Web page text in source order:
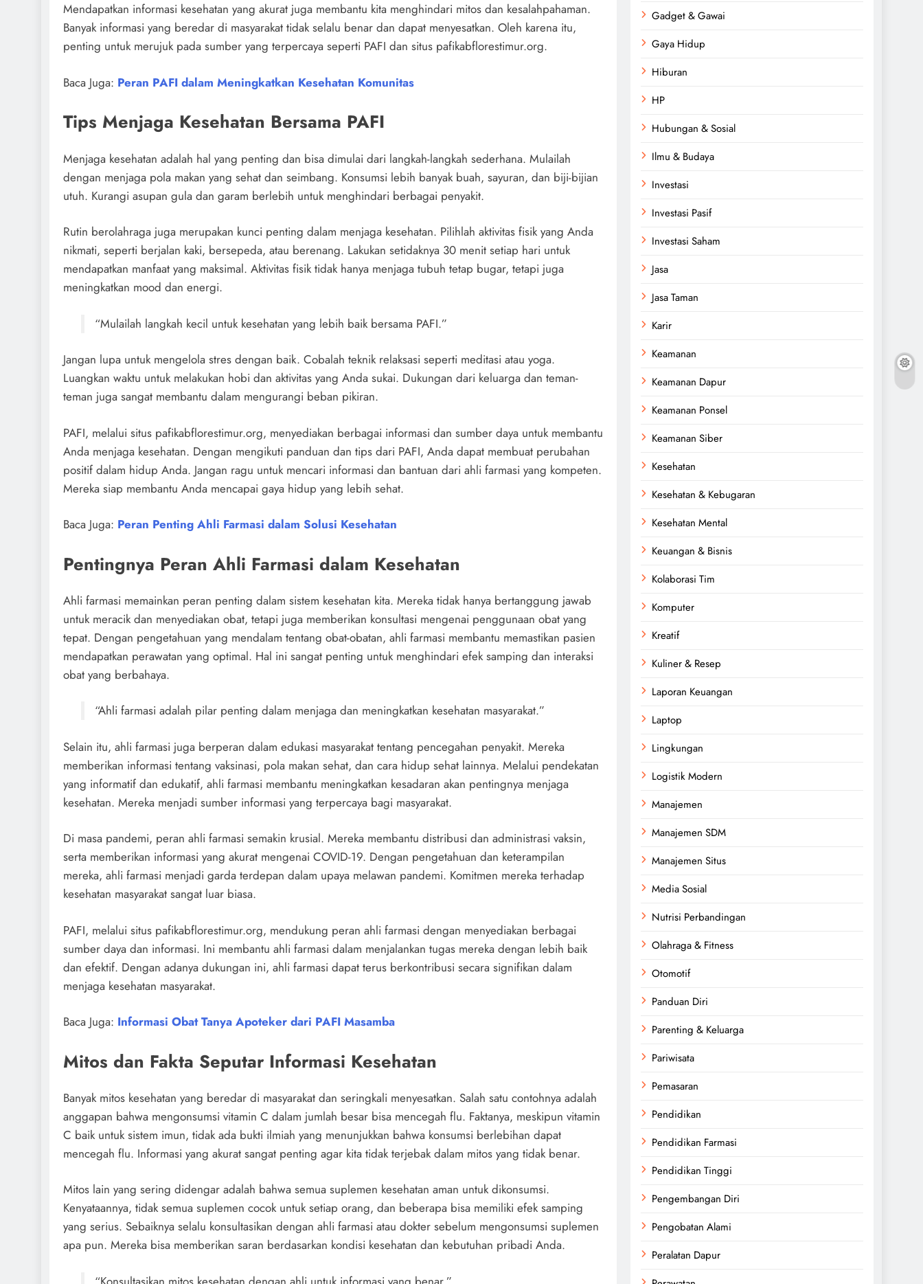
Mendapatkan informasi kesehatan yang akurat juga membantu kita menghindari mitos dan kesalahpahaman.
Banyak informasi yang beredar di masyarakat tidak selalu benar dan dapat menyesatkan. Oleh karena itu,
penting untuk merujuk pada sumber yang terpercaya seperti PAFI dan situs pafikabflorestimur.org.
Baca Juga: Peran PAFI dalam Meningkatkan Kesehatan Komunitas
Tips Menjaga Kesehatan Bersama PAFI
Menjaga kesehatan adalah hal yang penting dan bisa dimulai dari langkah-langkah sederhana. Mulailah
dengan menjaga pola makan yang sehat dan seimbang. Konsumsi lebih banyak buah, sayuran, dan biji-bijian
utuh. Kurangi asupan gula dan garam berlebih untuk menghindari berbagai penyakit.
Rutin berolahraga juga merupakan kunci penting dalam menjaga kesehatan. Pilihlah aktivitas fisik yang Anda
nikmati, seperti berjalan kaki, bersepeda, atau berenang. Lakukan setidaknya 30 menit setiap hari untuk
mendapatkan manfaat yang maksimal. Aktivitas fisik tidak hanya menjaga tubuh tetap bugar, tetapi juga
meningkatkan mood dan energi.
“Mulailah langkah kecil untuk kesehatan yang lebih baik bersama PAFI.”
Jangan lupa untuk mengelola stres dengan baik. Cobalah teknik relaksasi seperti meditasi atau yoga.
Luangkan waktu untuk melakukan hobi dan aktivitas yang Anda sukai. Dukungan dari keluarga dan teman-
teman juga sangat membantu dalam mengurangi beban pikiran.
PAFI, melalui situs pafikabflorestimur.org, menyediakan berbagai informasi dan sumber daya untuk membantu
Anda menjaga kesehatan. Dengan mengikuti panduan dan tips dari PAFI, Anda dapat membuat perubahan
positif dalam hidup Anda. Jangan ragu untuk mencari informasi dan bantuan dari ahli farmasi yang kompeten.
Mereka siap membantu Anda mencapai gaya hidup yang lebih sehat.
Baca Juga: Peran Penting Ahli Farmasi dalam Solusi Kesehatan
Pentingnya Peran Ahli Farmasi dalam Kesehatan
Ahli farmasi memainkan peran penting dalam sistem kesehatan kita. Mereka tidak hanya bertanggung jawab
untuk meracik dan menyediakan obat, tetapi juga memberikan konsultasi mengenai penggunaan obat yang
tepat. Dengan pengetahuan yang mendalam tentang obat-obatan, ahli farmasi membantu memastikan pasien
mendapatkan perawatan yang optimal. Hal ini sangat penting untuk menghindari efek samping dan interaksi
obat yang berbahaya.
“Ahli farmasi adalah pilar penting dalam menjaga dan meningkatkan kesehatan masyarakat.”
Selain itu, ahli farmasi juga berperan dalam edukasi masyarakat tentang pencegahan penyakit. Mereka
memberikan informasi tentang vaksinasi, pola makan sehat, dan cara hidup sehat lainnya. Melalui pendekatan
yang informatif dan edukatif, ahli farmasi membantu meningkatkan kesadaran akan pentingnya menjaga
kesehatan. Mereka menjadi sumber informasi yang terpercaya bagi masyarakat.
Di masa pandemi, peran ahli farmasi semakin krusial. Mereka membantu distribusi dan administrasi vaksin,
serta memberikan informasi yang akurat mengenai COVID-19. Dengan pengetahuan dan keterampilan
mereka, ahli farmasi menjadi garda terdepan dalam upaya melawan pandemi. Komitmen mereka terhadap
kesehatan masyarakat sangat luar biasa.
PAFI, melalui situs pafikabflorestimur.org, mendukung peran ahli farmasi dengan menyediakan berbagai
sumber daya dan informasi. Ini membantu ahli farmasi dalam menjalankan tugas mereka dengan lebih baik
dan efektif. Dengan adanya dukungan ini, ahli farmasi dapat terus berkontribusi secara signifikan dalam
menjaga kesehatan masyarakat.
Baca Juga: Informasi Obat Tanya Apoteker dari PAFI Masamba
Mitos dan Fakta Seputar Informasi Kesehatan
Banyak mitos kesehatan yang beredar di masyarakat dan seringkali menyesatkan. Salah satu contohnya adalah
anggapan bahwa mengonsumsi vitamin C dalam jumlah besar bisa mencegah flu. Faktanya, meskipun vitamin
C baik untuk sistem imun, tidak ada bukti ilmiah yang menunjukkan bahwa konsumsi berlebihan dapat
mencegah flu. Informasi yang akurat sangat penting agar kita tidak terjebak dalam mitos yang tidak benar.
Mitos lain yang sering didengar adalah bahwa semua suplemen kesehatan aman untuk dikonsumsi.
Kenyataannya, tidak semua suplemen cocok untuk setiap orang, dan beberapa bisa memiliki efek samping
yang serius. Sebaiknya selalu konsultasikan dengan ahli farmasi atau dokter sebelum mengonsumsi suplemen
apa pun. Mereka bisa memberikan saran berdasarkan kondisi kesehatan dan kebutuhan pribadi Anda.
Gadget & Gawai
Gaya Hidup
Hiburan
HP
Hubungan & Sosial
Ilmu & Budaya
Investasi
Investasi Pasif
Investasi Saham
Jasa
Jasa Taman
Karir
Keamanan
Keamanan Dapur
Keamanan Ponsel
Keamanan Siber
Kesehatan
Kesehatan & Kebugaran
Kesehatan Mental
Keuangan & Bisnis
Kolaborasi Tim
Komputer
Kreatif
Kuliner & Resep
Laporan Keuangan
Laptop
Lingkungan
Logistik Modern
Manajemen
Manajemen SDM
Manajemen Situs
Media Sosial
Nutrisi Perbandingan
Olahraga & Fitness
Otomotif
Panduan Diri
Parenting & Keluarga
Pariwisata
Pemasaran
Pendidikan
Pendidikan Farmasi
Pendidikan Tinggi
Pengembangan Diri
Pengobatan Alami
Peralatan Dapur